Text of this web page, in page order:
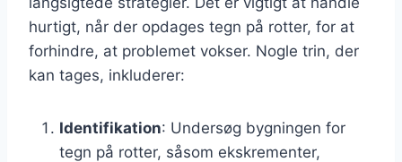
hurtigt, når der opdages tegn på rotter, for at
forhindre, at problemet vokser. Nogle trin, der
kan tages, inkluderer:
Identifikation: Undersøg bygningen for
tegn på rotter, såsom ekskrementer,